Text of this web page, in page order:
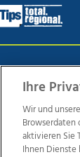
TV1
Ihre
Wir und unsere
aktivieren Sie
Ihnen